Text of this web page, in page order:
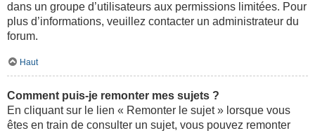
dans un groupe d’utilisateurs aux permissions limitées. Pour
plus d’informations, veuillez contacter un administrateur du
forum.
Haut
Comment puis-je remonter mes sujets ?
En cliquant sur le lien « Remonter le sujet » lorsque vous
êtes en train de consulter un sujet, vous pouvez remonter